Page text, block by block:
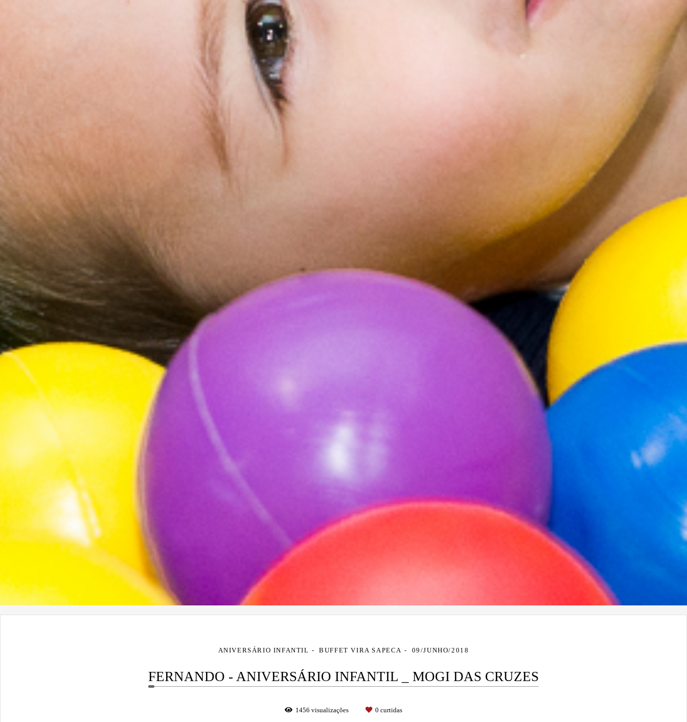
ANIVERSÁRIO INFANTIL BUFFET VIRA SAPECA 09/JUNHO/2018
FERNANDO - ANIVERSÁRIO INFANTIL _ MOGI DAS CRUZES
1456 visualizações 0 curtidas